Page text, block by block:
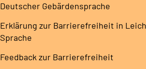
Deutscher Gebärdensprache
Erklärung zur Barrierefreiheit in
Sprache
Feedback zur Barrierefreiheit